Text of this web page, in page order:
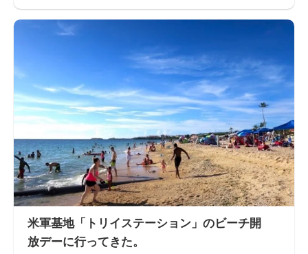
米軍基地「トリイステーション」のビーチ開
放デーに行ってきた。